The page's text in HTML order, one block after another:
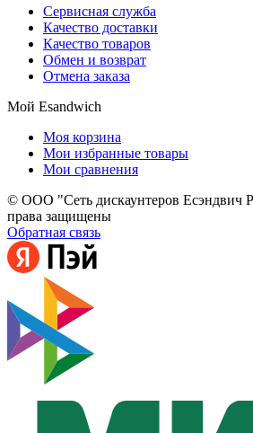
Сервисная служба
Качество доставки
Качество товаров
Обмен и возврат
Отмена заказа
Мой Esandwich
Моя корзина
Мои избранные товары
Мои сравнения
© ООО "Сеть дискаунтеров Есэндвич
права защищены
Обратная связь